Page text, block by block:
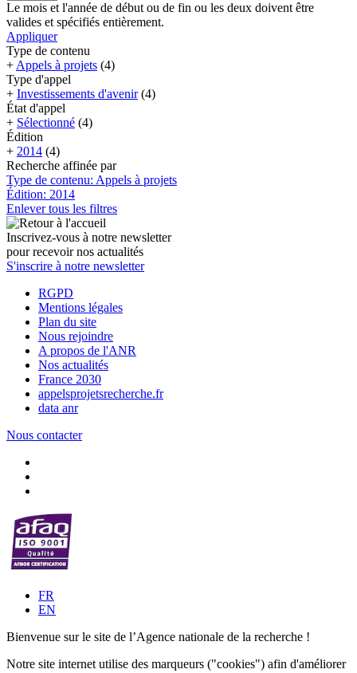
Le mois et l'année de début ou de fin ou les deux doivent être
valides et spécifiés entièrement.
Appliquer
Type de contenu
+ Appels à projets (4)
Type d'appel
+ Investissements d'avenir (4)
État d'appel
+ Sélectionné (4)
Édition
+ 2014 (4)
Recherche affinée par
Type de contenu: Appels à projets
Édition: 2014
Enlever tous les filtres
Inscrivez-vous à notre newsletter
pour recevoir nos actualités
S'inscrire à notre newsletter
RGPD
Mentions légales
Plan du site
Nous rejoindre
A propos de l'ANR
Nos actualités
France 2030
appelsprojetsrecherche.fr
data anr
Nous contacter
FR
EN
Bienvenue sur le site de l’Agence nationale de la recherche !
Notre site internet utilise des marqueurs ("cookies") afin d'améliorer